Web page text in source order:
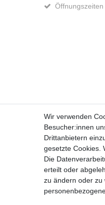
Öffnungszeiten
Wir verwenden
Besucher:innen
Drittanbietern
gesetzte Cookies.
Die
erteilt oder
zu ändern oder zu